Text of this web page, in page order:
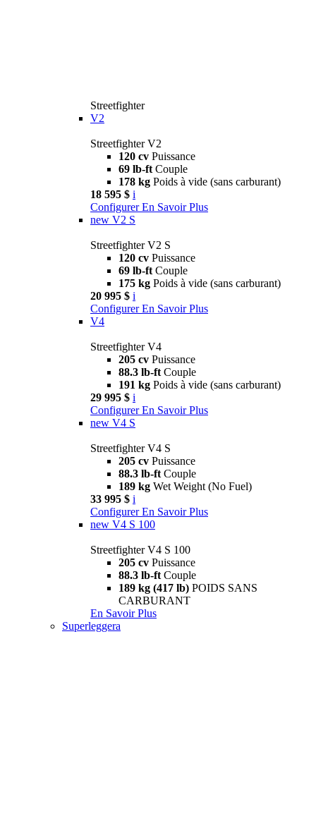
Streetfighter
V2
Streetfighter V2
120 cv Puissance
69 lb-ft Couple
178 kg Poids à vide (sans carburant)
18 595 $ i
Configurer En Savoir Plus
new V2 S
Streetfighter V2 S
120 cv Puissance
69 lb-ft Couple
175 kg Poids à vide (sans carburant)
20 995 $ i
Configurer En Savoir Plus
V4
Streetfighter V4
205 cv Puissance
88.3 lb-ft Couple
191 kg Poids à vide (sans carburant)
29 995 $ i
Configurer En Savoir Plus
new V4 S
Streetfighter V4 S
205 cv Puissance
88.3 lb-ft Couple
189 kg Wet Weight (No Fuel)
33 995 $ i
Configurer En Savoir Plus
new V4 S 100
Streetfighter V4 S 100
205 cv Puissance
88.3 lb-ft Couple
189 kg (417 lb) POIDS SANS
CARBURANT
En Savoir Plus
Superleggera